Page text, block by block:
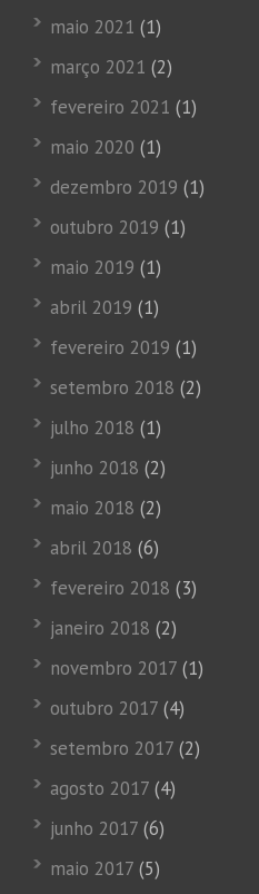
maio 2021 (1)
março 2021 (2)
fevereiro 2021 (1)
maio 2020 (1)
dezembro 2019 (1)
outubro 2019 (1)
maio 2019 (1)
abril 2019 (1)
fevereiro 2019 (1)
setembro 2018 (2)
julho 2018 (1)
junho 2018 (2)
maio 2018 (2)
abril 2018 (6)
fevereiro 2018 (3)
janeiro 2018 (2)
novembro 2017 (1)
outubro 2017 (4)
setembro 2017 (2)
agosto 2017 (4)
junho 2017 (6)
maio 2017 (5)